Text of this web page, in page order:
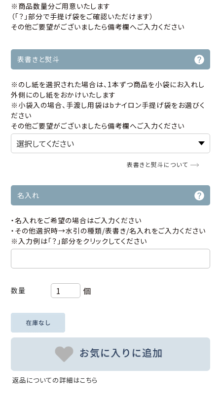
※商品数量分ご用意いたします
（「？」部分で手提げ袋をご確認いただけます）
その他ご要望がございましたら備考欄へご入力ください
表書きと熨斗
※のし紙を選択された場合は、1本ずつ商品を小袋にお入れし
外側にのし紙をおかけいたします
※小袋入の場合、手渡し用袋はbナイロン手提げ袋をお選びく
ださい
その他ご要望がございましたら備考欄へご入力ください
表書きと熨斗について
名入れ
・名入れをご希望の場合はご入力ください
・その他選択時→水引の種類/表書き/名入れをご入力ください
※入力例は「？」部分をクリックしてください
数量 個
返品についての詳細はこちら